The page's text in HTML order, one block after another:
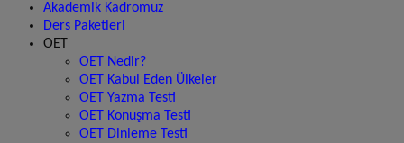
Akademik Kadromuz
Ders Paketleri
OET
OET Nedir?
OET Kabul Eden Ülkeler
OET Yazma Testi
OET Konuşma Testi
OET Dinleme Testi